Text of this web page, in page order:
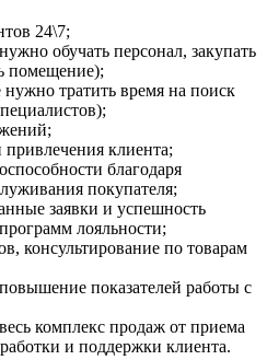
24\7;
обучать персонал, закупать
помещение);
тратить время на поиск
клиента;
благодаря
покупателя;
заявки и успешность
лояльности;
консультирование по товарам
показателей работы с
комплекс продаж от приема
и поддержки клиента.